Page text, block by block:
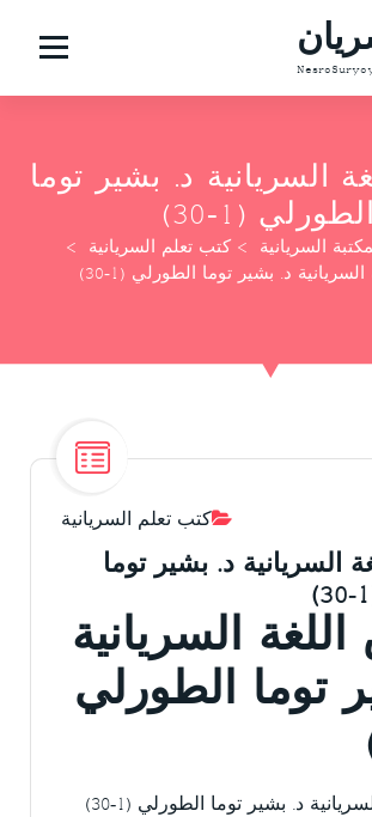
السريانية د. بشير توما
الطورلي (1-30)
السريانية > كتب تعلم السريانية >
د. بشير توما الطورلي (1-30)
كتب تعلم السريانية
السريانية د. بشير توما
السريانية
توما الطورلي
د. بشير توما الطورلي (1-30)